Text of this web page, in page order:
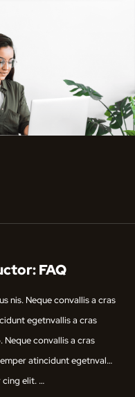
FAQ
nis. Neque convallis a cras
egetnvallis a cras
Neque convallis a cras
atincidunt egetnval…
cing elit. …